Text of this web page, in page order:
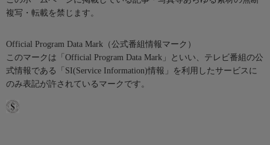
複写・転載を禁じます。
Official Program Data Mark（公式番組情報マーク）
このマークは「Official Program Data Mark」といい、テレビ番組の公
式情報である「SI(Service Information)情報」を利用したサービスに
のみ表記が許されているマークです。